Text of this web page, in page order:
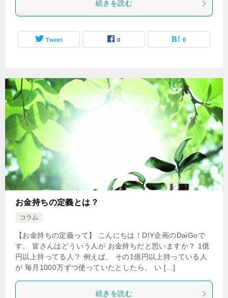
続きを読む
Tweet 0 0
お金持ちの定義とは？
コラム
【お金持ちの定義って】 こんにちは！DIY企画のDaiGoで
す。 皆さんはどういう人が お金持ちだと思いますか？ 1億
円以上持ってる人？ 例えば、 その1億円以上持っている人
が 毎月1000万ずつ使っていたとしたら、 い […]
続きを読む